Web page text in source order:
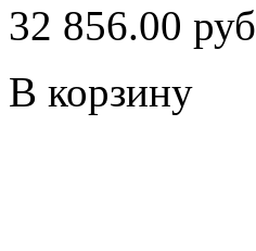
32 856.00
В корзину